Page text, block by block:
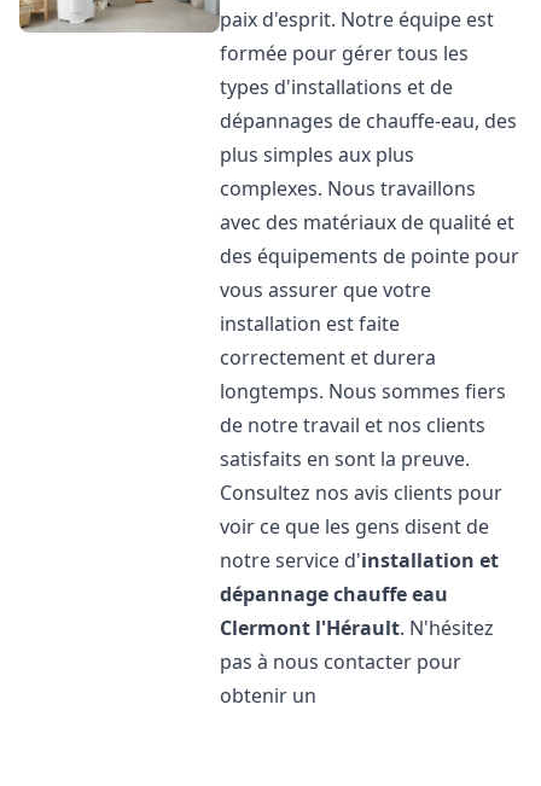
paix d'esprit. Notre équipe est
formée pour gérer tous les
types d'installations et de
dépannages de chauffe-eau, des
plus simples aux plus
complexes. Nous travaillons
avec des matériaux de qualité et
des équipements de pointe pour
vous assurer que votre
installation est faite
correctement et durera
longtemps. Nous sommes fiers
de notre travail et nos clients
satisfaits en sont la preuve.
Consultez nos avis clients pour
voir ce que les gens disent de
notre service d'installation et
dépannage chauffe eau
Clermont l'Hérault. N'hésitez
pas à nous contacter pour
obtenir un